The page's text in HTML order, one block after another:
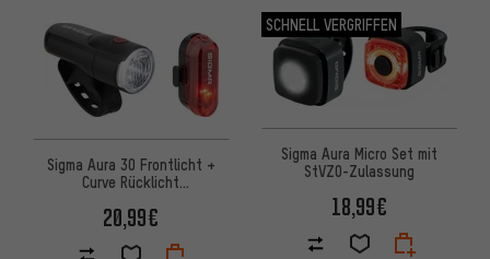
Sigma Aura 30 Frontlicht +
Curve Rücklicht
20,99€
SCHNELL VERGRIFFEN
Sigma Aura Micro Set mit
StVZO-Zulassung
18,99€